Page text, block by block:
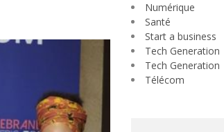
Numérique
Santé
Start a business
Tech Generation
Tech Generation
Télécom